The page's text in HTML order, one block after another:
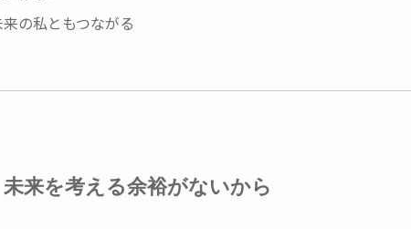
の私ともつながる
来を考える余裕がないから